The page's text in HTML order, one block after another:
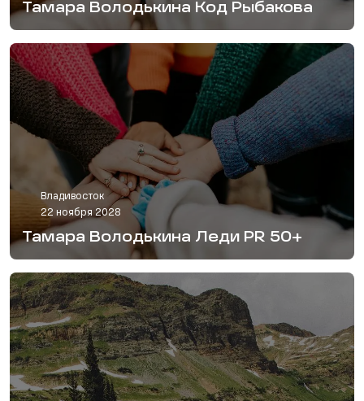
Тамара Володькина Код Рыбакова
Владивосток
22 ноября 2028
Тамара Володькина Леди PR 50+